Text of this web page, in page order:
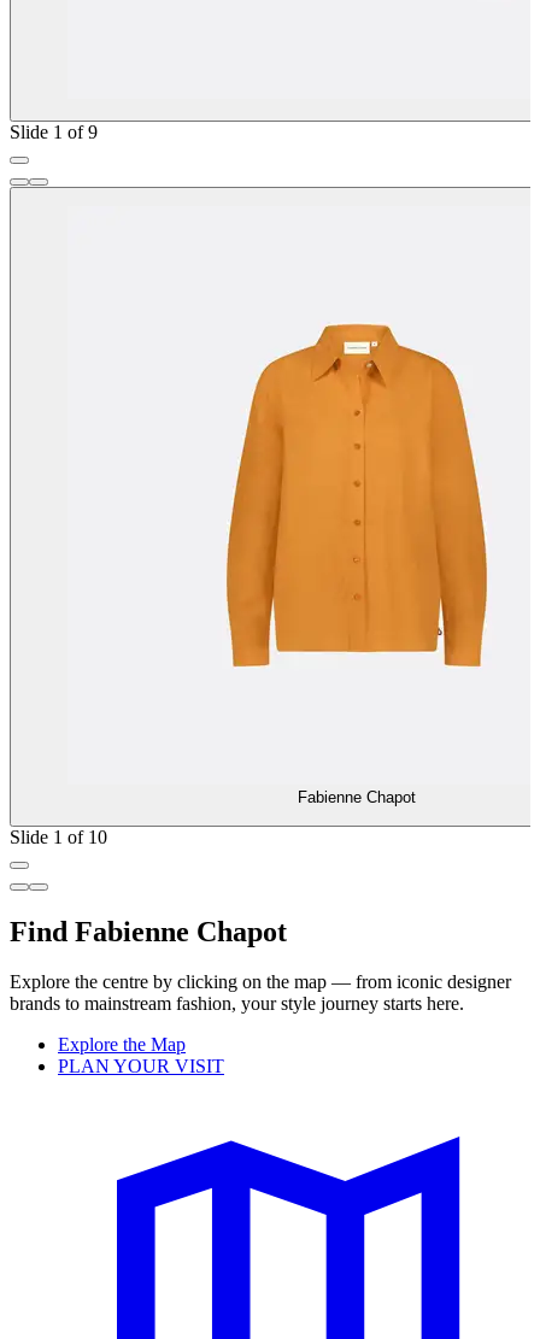
Slide 1 of 9
Fabienne Chapot
Slide 1 of 10
Find Fabienne Chapot
Explore the centre by clicking on the map — from iconic designer
brands to mainstream fashion, your style journey starts here.
Explore the Map
PLAN YOUR VISIT